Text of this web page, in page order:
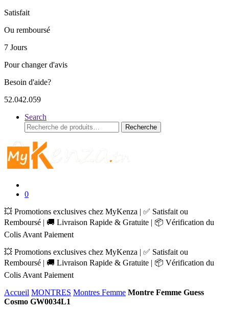
Satisfait
Ou remboursé
7 Jours
Pour changer d'avis
Besoin d'aide?
52.042.059
Search
Recherche
pour :
Recherche
0
💥 Promotions exclusives chez MyKenza | ✅ Satisfait ou
Remboursé | 🚚 Livraison Rapide & Gratuite | 📦 Vérification du
Colis Avant Paiement
💥 Promotions exclusives chez MyKenza | ✅ Satisfait ou
Remboursé | 🚚 Livraison Rapide & Gratuite | 📦 Vérification du
Colis Avant Paiement
Accueil MONTRES Montres Femme Montre Femme Guess
Cosmo GW0034L1